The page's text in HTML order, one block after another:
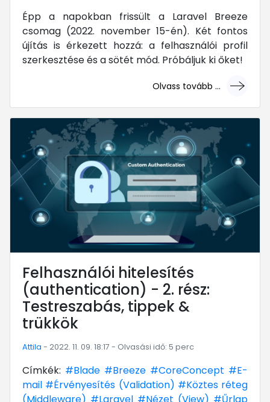
Épp a napokban frissült a Laravel Breeze
csomag (2022. november 15-én). Két fontos
újítás is érkezett hozzá: a felhasználói profil
szerkesztése és a sötét mód. Próbáljuk ki őket!
Olvass tovább ...
... mert megéri!
Felhasználói hitelesítés
(authentication) - 2. rész:
Testreszabás, tippek &
trükkök
Attila - 2022. 11. 09. 18:17 - Olvasási idő: 5 perc
Címkék: #Blade #Breeze #CoreConcept #E-
mail #Érvényesítés (Validation) #Köztes réteg
(Middleware) #Laravel #Nézet (View) #Űrlap